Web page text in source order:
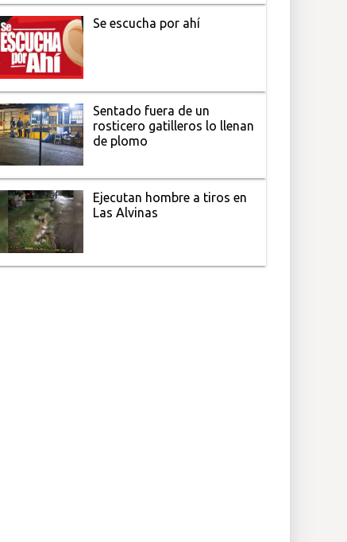
Se escucha por ahí
Sentado fuera de un
rosticero gatilleros lo llenan
de plomo
Ejecutan hombre a tiros en
Las Alvinas